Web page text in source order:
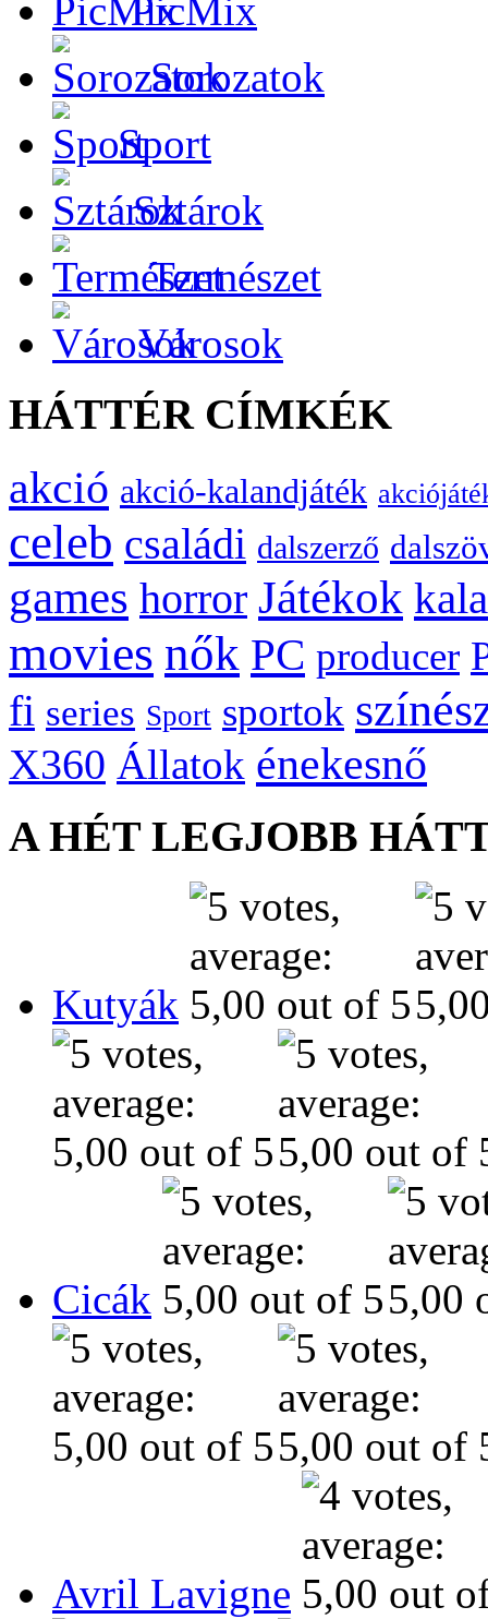
PicMix
Sorozatok
Sport
Sztárok
Természet
Városok
HÁTTÉR CÍMKÉK
akció akció-kalandjáték
celeb családi dalszerző
games horror Játékok
movies nők PC producer
fi series Sport sportok
X360 Állatok énekesnő
A HÉT LEGJOBB
Kutyák
Cicák
Avril Lavigne